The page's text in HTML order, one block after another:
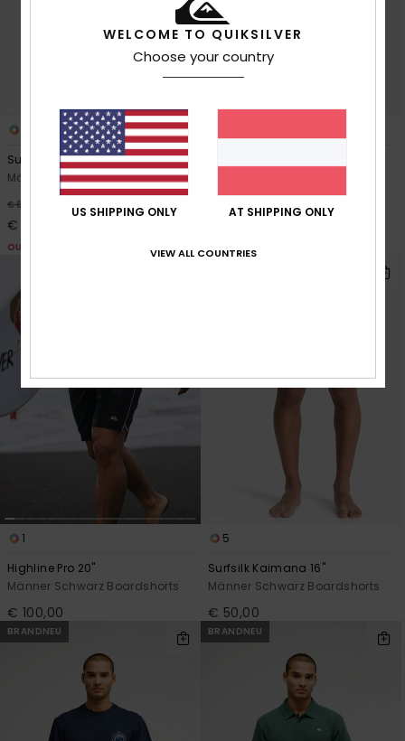
Surfsilk Straight 20"
Männer Rosa Boardshorts
€ 65,00
€ 45,50
OUTLET
1
Highline Pro 20"
Männer Schwarz Boardshorts
€ 100,00
5
Surfsilk Kaimana 16"
Männer Schwarz Boardshorts
€ 50,00
BRANDNEU BRANDNEU
WELCOME TO QUIKSILVER
Choose your country
US SHIPPING ONLY AT SHIPPING ONLY
VIEW ALL COUNTRIES